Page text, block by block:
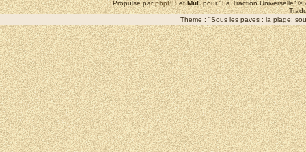
Propulse parphpBBetMuLpour "La Traction Universelle"
Theme : "Sous les paves : la plage;